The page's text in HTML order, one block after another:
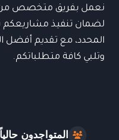
نعمل بفريق متخصص من
لضمان تنفيذ مشاريعكم
المحدد، مع تقديم أفضل
وتلبي كافة متطلباتكم.
المتواجدون حالياً